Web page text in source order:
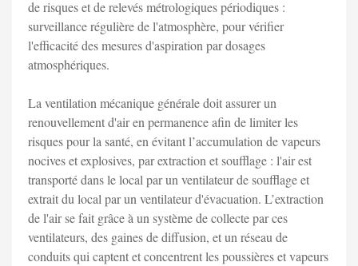
de risques et de relevés métrologiques périodiques :
surveillance régulière de l'atmosphère, pour vérifier
l'efficacité des mesures d'aspiration par dosages
atmosphériques.
La ventilation mécanique générale doit assurer un
renouvellement d'air en permanence afin de limiter les
risques pour la santé, en évitant l’accumulation de vapeurs
nocives et explosives, par extraction et soufflage : l'air est
transporté dans le local par un ventilateur de soufflage et
extrait du local par un ventilateur d'évacuation. L’extraction
de l'air se fait grâce à un système de collecte par ces
ventilateurs, des gaines de diffusion, et un réseau de
conduits qui captent et concentrent les poussières et vapeurs